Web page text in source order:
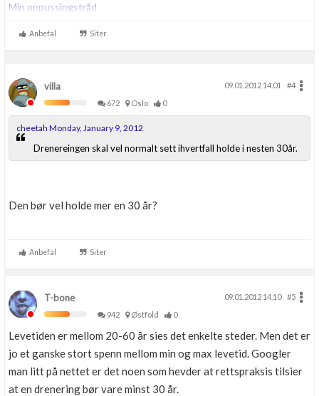
Min oppussingstråd
Anbefal Siter
villa 09.01.2012 14.01
#4
672
Oslo 0
cheetah Monday, January 9, 2012
Drenereingen skal vel normalt sett ihvertfall holde i nesten 30år.
Den bør vel holde mer en 30 år?
Anbefal Siter
T-bone 09.01.2012 14.10
#5
942
Østfold 0
Levetiden er mellom 20-60 år sies det enkelte steder. Men det er
jo et ganske stort spenn mellom min og max levetid. Googler
man litt på nettet er det noen som hevder at rettspraksis tilsier
at en drenering bør vare minst 30 år.